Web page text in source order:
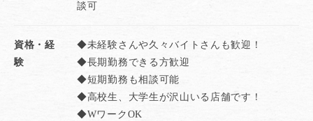
談可
資格・経
験
◆未経験さんや久々バイトさんも歓迎！
◆長期勤務できる方歓迎
◆短期勤務も相談可能
◆高校生、大学生が沢山いる店舗です！
◆WワークOK